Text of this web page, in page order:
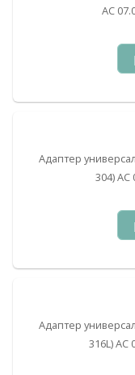
АС
Адаптер
304) АС
Адаптер
316L) АС